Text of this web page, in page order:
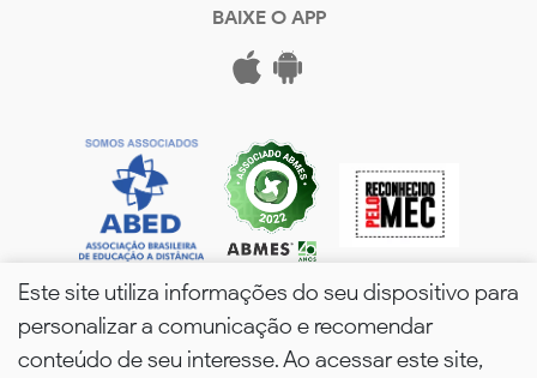
BAIXE O APP
Este site utiliza informações do seu dispositivo para
personalizar a comunicação e recomendar
conteúdo de seu interesse. Ao acessar este site,